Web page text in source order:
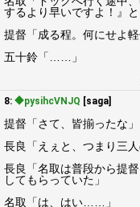
するより早いですよ！』
提督「成る程。何にせよ軽
五十鈴「……」
8: ◆pysihcVNJQ [saga]
提督「さて、皆揃ったな」
長良「えぇと、つまり三
長良「名取は普段から提
してもらっていた」
名取「は、はい……」